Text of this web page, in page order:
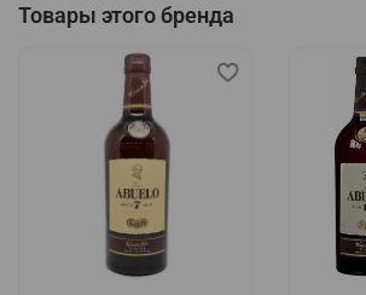
Товары этого бренда